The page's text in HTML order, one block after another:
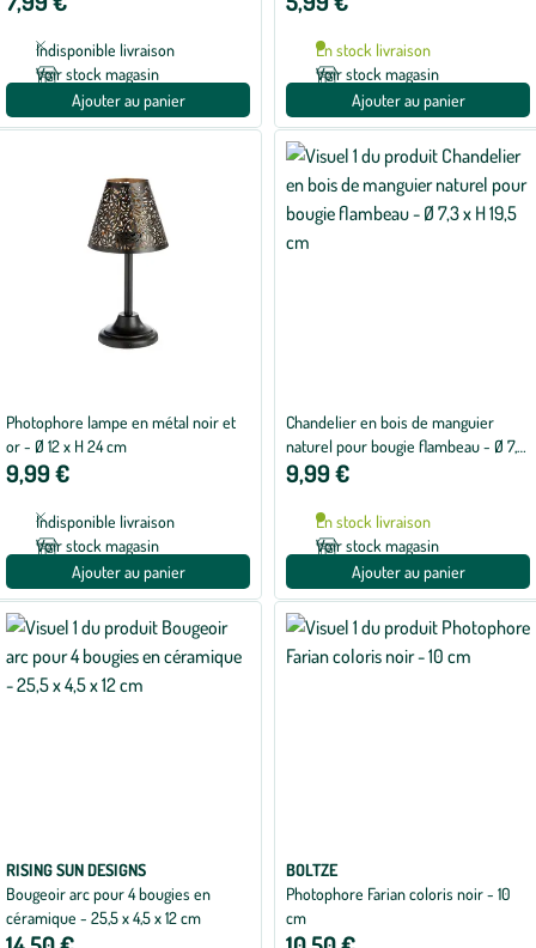
Indisponible livraison
Voir stock magasin
Ajouter au panier
En stock livraison
Voir stock magasin
Ajouter au panier
Photophore lampe en métal noir et
or - Ø 12 x H 24 cm
9,99 €
Indisponible livraison
Voir stock magasin
Ajouter au panier
Chandelier en bois de manguier
naturel pour bougie flambeau - Ø 7,3
x H 19,5 cm
9,99 €
En stock livraison
Voir stock magasin
Ajouter au panier
RISING SUN DESIGNS
Bougeoir arc pour 4 bougies en
céramique - 25,5 x 4,5 x 12 cm
BOLTZE
Photophore Farian coloris noir - 10
cm